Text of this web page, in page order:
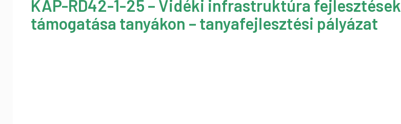
KAP-RD42-1-25 – Vidéki infrastruktúra fejlesztések
támogatása tanyákon – tanyafejlesztési pályázat